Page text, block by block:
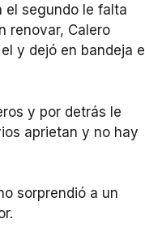
el segundo le falta
renovar, Calero
y dejó en bandeja el
y por detrás le
aprietan y no hay
sorprendió a un